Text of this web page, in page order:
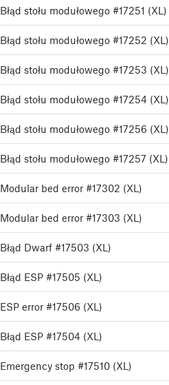
Błąd stołu modułowego #17251 (XL)
Błąd stołu modułowego #17252 (XL)
Błąd stołu modułowego #17253 (XL)
Błąd stołu modułowego #17254 (XL)
Błąd stołu modułowego #17256 (XL)
Błąd stołu modułowego #17257 (XL)
Modular bed error #17302 (XL)
Modular bed error #17303 (XL)
Błąd Dwarf #17503 (XL)
Błąd ESP #17505 (XL)
ESP error #17506 (XL)
Błąd ESP #17504 (XL)
Emergency stop #17510 (XL)